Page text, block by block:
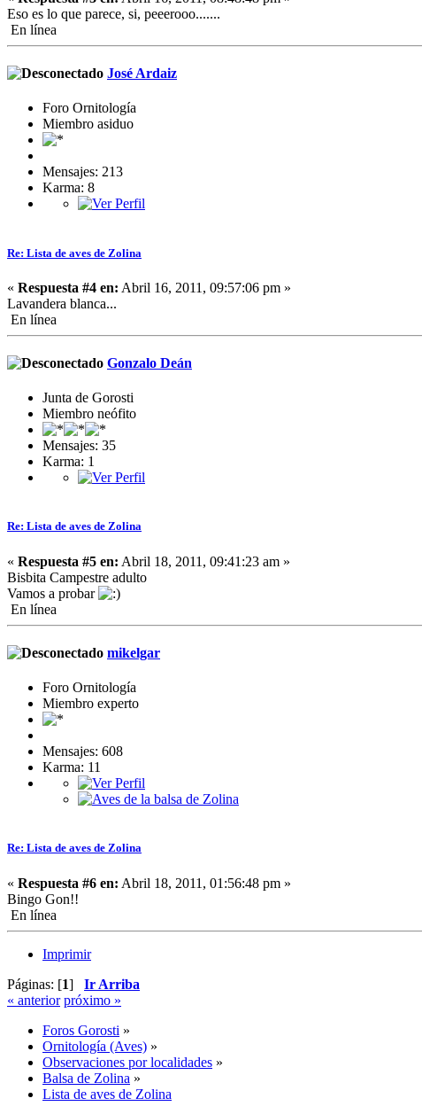
Eso es lo que parece, si, peeerooo.......
En línea
José Ardaiz
Foro Ornitología
Miembro asiduo
Mensajes: 213
Karma: 8
Re: Lista de aves de Zolina
« Respuesta #4 en: Abril 16, 2011, 09:57:06 pm »
Lavandera blanca...
En línea
Gonzalo Deán
Junta de Gorosti
Miembro neófito
Mensajes: 35
Karma: 1
Re: Lista de aves de Zolina
« Respuesta #5 en: Abril 18, 2011, 09:41:23 am »
Bisbita Campestre adulto
Vamos a probar
En línea
mikelgar
Foro Ornitología
Miembro experto
Mensajes: 608
Karma: 11
Re: Lista de aves de Zolina
« Respuesta #6 en: Abril 18, 2011, 01:56:48 pm »
Bingo Gon!!
En línea
Imprimir
Páginas: [1] Ir Arriba
« anterior próximo »
Foros Gorosti »
Ornitología (Aves) »
Observaciones por localidades »
Balsa de Zolina »
Lista de aves de Zolina